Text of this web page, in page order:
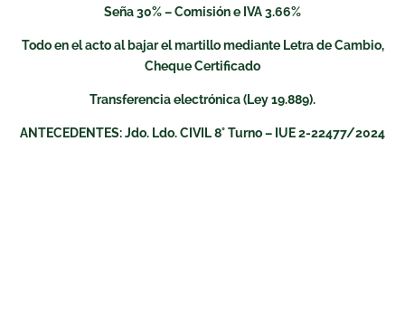
Seña 30% – Comisión e IVA 3.66%
Todo en el acto al bajar el martillo mediante Letra de Cambio,
Cheque Certificado
Transferencia electrónica (Ley 19.889).
ANTECEDENTES: Jdo. Ldo. CIVIL 8° Turno – IUE 2-22477/2024